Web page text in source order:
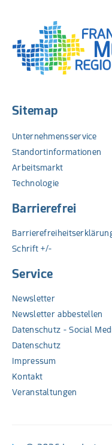
Sitemap
Unternehmensservice
Standortinformationen
Arbeitsmarkt
Technologie
Barrierefrei
Schrift +/-
Service
Newsletter
Newsletter abbestellen
Datenschutz - Social
Datenschutz
Impressum
Kontakt
Veranstaltungen